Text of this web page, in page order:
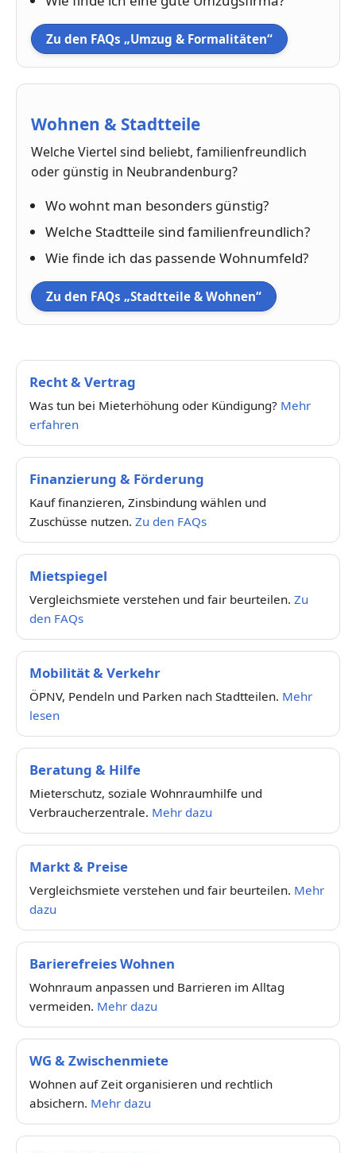
Zu den FAQs „Umzug & Formalitäten“
Wohnen & Stadtteile
Welche Viertel sind beliebt, familienfreundlich
oder günstig in Neubrandenburg?
Wo wohnt man besonders günstig?
Welche Stadtteile sind familienfreundlich?
Wie finde ich das passende Wohnumfeld?
Zu den FAQs „Stadtteile & Wohnen“
Recht & Vertrag
Was tun bei Mieterhöhung oder Kündigung? Mehr
erfahren
Finanzierung & Förderung
Kauf finanzieren, Zinsbindung wählen und
Zuschüsse nutzen. Zu den FAQs
Mietspiegel
Vergleichsmiete verstehen und fair beurteilen. Zu
den FAQs
Mobilität & Verkehr
ÖPNV, Pendeln und Parken nach Stadtteilen. Mehr
lesen
Beratung & Hilfe
Mieterschutz, soziale Wohnraumhilfe und
Verbraucherzentrale. Mehr dazu
Markt & Preise
Vergleichsmiete verstehen und fair beurteilen. Mehr
dazu
Barierefreies Wohnen
Wohnraum anpassen und Barrieren im Alltag
vermeiden. Mehr dazu
WG & Zwischenmiete
Wohnen auf Zeit organisieren und rechtlich
absichern. Mehr dazu